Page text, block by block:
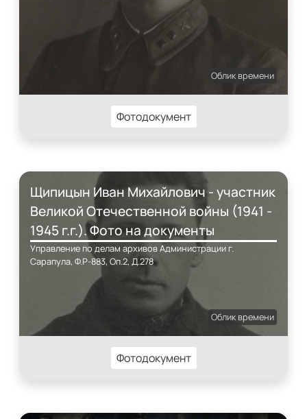
Облик времени
Фотодокумент
Щипицын Иван Михайлович - участник
Великой Отечественной войны (1941 -
1945 г.г.). Фото на документы
Управление по делам архивов Администрации г.
Сарапула, Ф.Р-883, Оп.2, Д.278
Облик времени
Фотодокумент